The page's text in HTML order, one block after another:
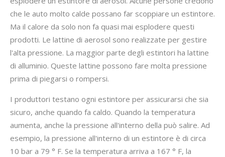
che le auto molto calde possano far scoppiare un estintore.
Ma il calore da solo non fa quasi mai esplodere questi
prodotti. Le lattine di aerosol sono realizzate per gestire
l'alta pressione. La maggior parte degli estintori ha lattine
di alluminio. Queste lattine possono fare molta pressione
prima di piegarsi o rompersi.
I produttori testano ogni estintore per assicurarsi che sia
sicuro, anche quando fa caldo. Quando la temperatura
aumenta, anche la pressione all'interno della può salire. Ad
esempio, la pressione all'interno di un estintore è di circa
10 bar a 79 ° F. Se la temperatura arriva a 167 ° F, la